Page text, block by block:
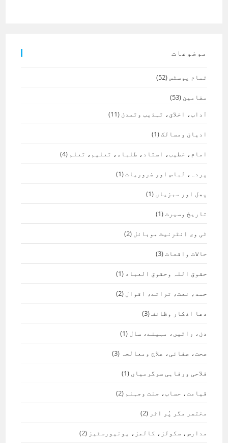
موضوعات
تمام پوسٹس(52)
مضامین (53)
آداب، اخلاق، تہذیب وتمدن (11)
ادیان ومسالک(1)
امام، خطیب، استاد، طلباء، تعلیم، تعلم (4)
پردہ، لباس اور ضروریات(1)
پھل اور سبزیاں (1)
تاریخ وسیرت(1)
ٹی وی انٹرنیٹ موبائل (2)
حالات واقعات(3)
حقوق اللہ وحقوق العباد (1)
حمد، نعت، تراتے، اقوال (2)
دعا اذکار وظائف(3)
دن، راتیں، مہینے، سال (1)
صحت، صفائی، علاج ومعالجہ (3)
فلاحی ورفاہی سرگرمیاں (1)
قیامت، حساب، جنت وجہنم (2)
مختصر مگر پُر اثر (2)
مدارس، سکولز، کالجز، یونیورسٹیز (2)